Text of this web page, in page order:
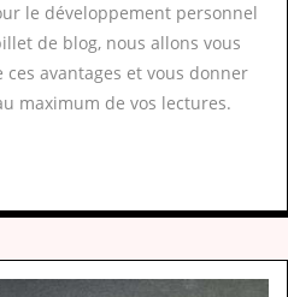
le développement personnel
de blog, nous allons vous
avantages et vous donner
maximum de vos lectures.